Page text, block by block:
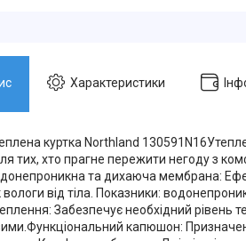
Характеристики
куртка Northland
тих, хто прагне пережити негоду з
та дихаюча мембрана:
від тіла. Показники:
Забезпечує необхідний рівень
капюшон: